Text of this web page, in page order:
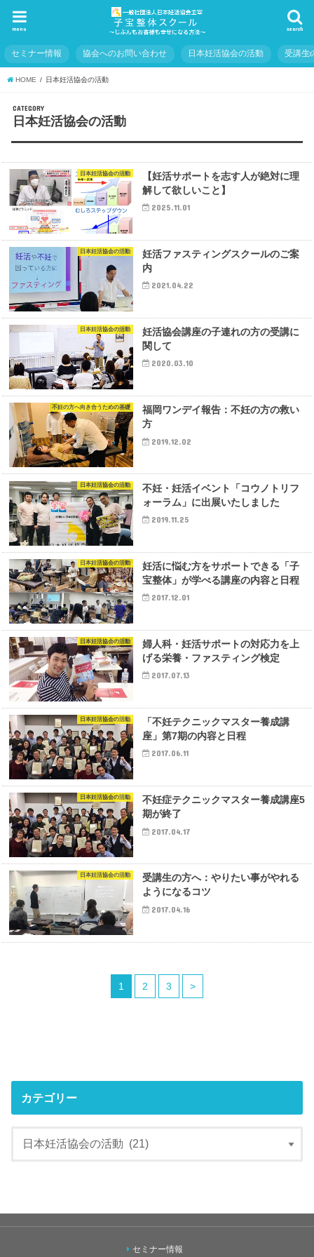
search
menu
セミナー情報 協会へのお問い合わせ 日本妊活協会の活動 受講生
HOME 日本妊活協会の活動
CATEGORY
日本妊活協会の活動
日本妊活協会の活動
【妊活サポートを志す人が絶対に理
解して欲しいこと】
2025.11.01
日本妊活協会の活動
妊活ファスティングスクールのご案
内
2021.04.22
日本妊活協会の活動
妊活協会講座の子連れの方の受講に
関して
2020.03.10
不妊の方へ向き合うための基礎
福岡ワンデイ報告：不妊の方の救い
方
2019.12.02
日本妊活協会の活動
不妊・妊活イベント「コウノトリフ
ォーラム」に出展いたしました
2019.11.25
日本妊活協会の活動
妊活に悩む方をサポートできる「子
宝整体」が学べる講座の内容と日程
2017.12.01
日本妊活協会の活動
婦人科・妊活サポートの対応力を上
げる栄養・ファスティング検定
2017.07.13
日本妊活協会の活動
「不妊テクニックマスター養成講
座」第7期の内容と日程
2017.06.11
日本妊活協会の活動
不妊症テクニックマスター養成講座5
期が終了
2017.04.17
日本妊活協会の活動
受講生の方へ：やりたい事がやれる
ようになるコツ
2017.04.16
1 2 3 >
カテゴリー
セミナー情報